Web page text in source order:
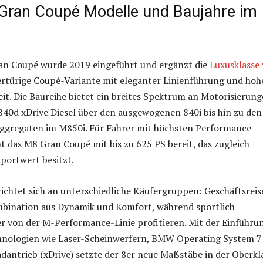
Coupé Modelle und Baujahre im
Coupé wurde 2019 eingeführt und ergänzt dieLuxusklasse
Coupé-Variante mit eleganter Linienführung und
Die Baureihe bietet ein breites Spektrum an
xDrive Diesel über den ausgewogenen 840i bis hin zu den
im M850i. Für Fahrer mit höchsten Performance-
das M8 Gran Coupé mit bis zu 625 PS bereit, das zugleich
besitzt.
sich an unterschiedliche Käufergruppen:
aus Dynamik und Komfort, während sportlich
von der M-Performance-Linie profitieren. Mit der
wie Laser-Scheinwerfern, BMW Operating System
(xDrive) setzte der 8er neue Maßstäbe in der